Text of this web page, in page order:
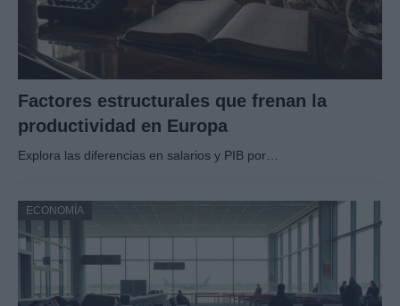
Factores estructurales que frenan la
productividad en Europa
Explora las diferencias en salarios y PIB por…
ECONOMÍA